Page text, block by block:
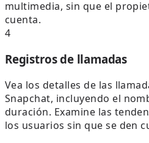
multimedia, sin que el
cuenta.
4
Registros de llamadas
Vea los detalles de las
Snapchat, incluyendo el
duración. Examine las
los usuarios sin que se den